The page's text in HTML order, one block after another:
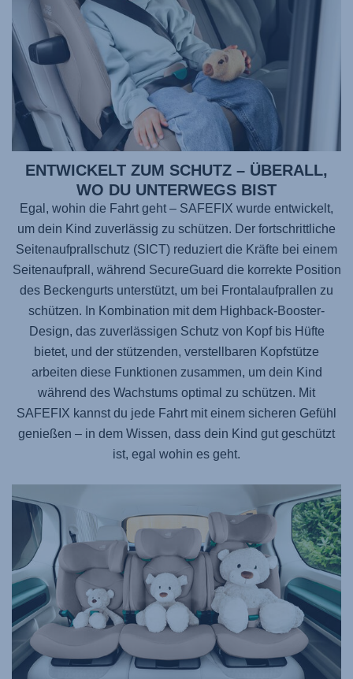
ENTWICKELT ZUM SCHUTZ – ÜBERALL,
WO DU UNTERWEGS BIST
Egal, wohin die Fahrt geht – SAFEFIX wurde entwickelt,
um dein Kind zuverlässig zu schützen. Der fortschrittliche
Seitenaufprallschutz (SICT) reduziert die Kräfte bei einem
Seitenaufprall, während SecureGuard die korrekte Position
des Beckengurts unterstützt, um bei Frontalaufprallen zu
schützen. In Kombination mit dem Highback-Booster-
Design, das zuverlässigen Schutz von Kopf bis Hüfte
bietet, und der stützenden, verstellbaren Kopfstütze
arbeiten diese Funktionen zusammen, um dein Kind
während des Wachstums optimal zu schützen. Mit
SAFEFIX kannst du jede Fahrt mit einem sicheren Gefühl
genießen – in dem Wissen, dass dein Kind gut geschützt
ist, egal wohin es geht.